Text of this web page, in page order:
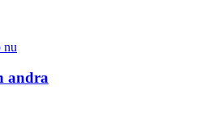
nu
andra